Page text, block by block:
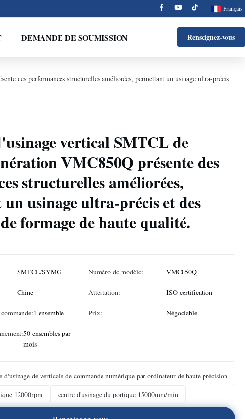
Français
DEMANDE DE SOUMISSION Renseignez-vous
des performances structurelles améliorées, permettant un usinage ultra-précis
vertical SMTCL de
VMC850Q présente des
structurelles améliorées,
usinage ultra-précis et des
formage de haute qualité.
SMTCL/SYMG Numéro de modèle: VMC850Q
Chine Attestation: ISO certification
1 ensemble Prix: Négociable
50 ensembles par
mois
d'usinage de verticale de commande numérique par ordinateur de haute précision
12000rpm
centre d'usinage du portique 15000mm/min